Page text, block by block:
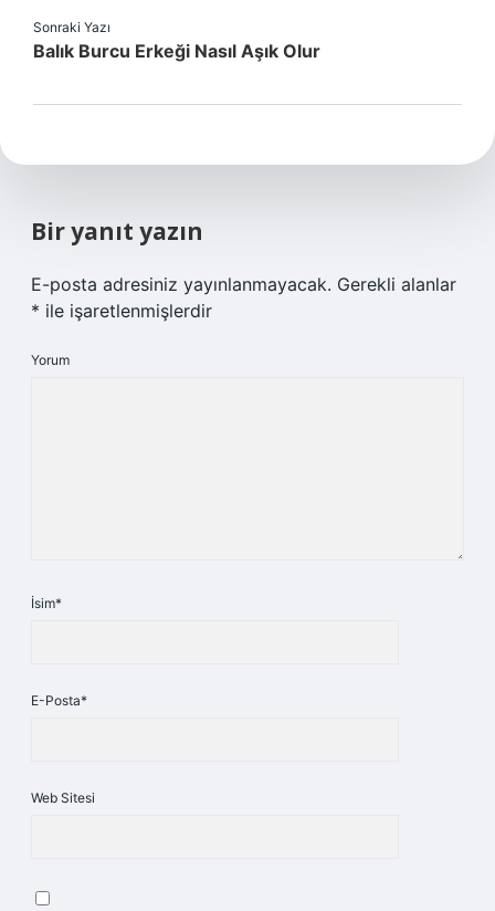
Sonraki Yazı
Balık Burcu Erkeği Nasıl Aşık Olur
Bir yanıt yazın
E-posta adresiniz yayınlanmayacak. Gerekli alanlar
* ile işaretlenmişlerdir
Yorum
İsim*
E-Posta*
Web Sitesi